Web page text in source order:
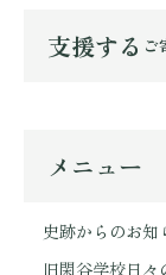
支援する ご
メニュー
史跡からのお知
旧閑谷学校日々